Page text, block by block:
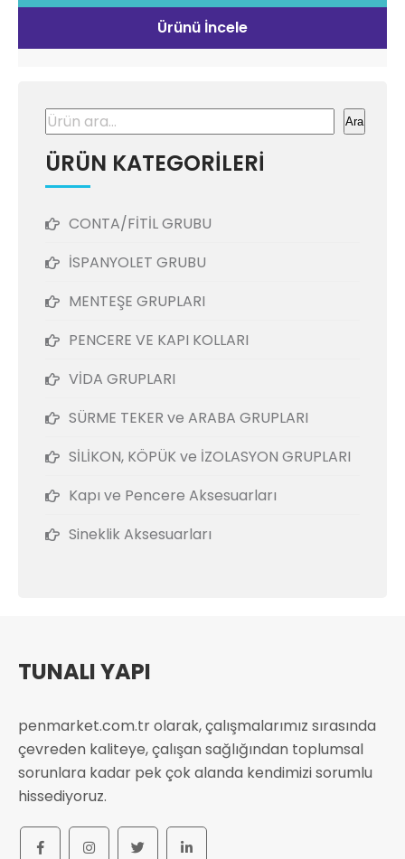
Ürünü İncele
Ara Ara
ÜRÜN KATEGORİLERİ
CONTA/FİTİL GRUBU
İSPANYOLET GRUBU
MENTEŞE GRUPLARI
PENCERE VE KAPI KOLLARI
VİDA GRUPLARI
SÜRME TEKER ve ARABA GRUPLARI
SİLİKON, KÖPÜK ve İZOLASYON GRUPLARI
Kapı ve Pencere Aksesuarları
Sineklik Aksesuarları
TUNALI YAPI
penmarket.com.tr olarak, çalışmalarımız sırasında
çevreden kaliteye, çalışan sağlığından toplumsal
sorunlara kadar pek çok alanda kendimizi sorumlu
hissediyoruz.